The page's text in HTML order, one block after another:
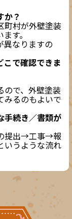
か？
町村が外壁塗装
す。
異なりますの
こで確認できま
ので、外壁塗装
みるのもよいで
手続き／書類が
提出→工事→報
いうような流れ